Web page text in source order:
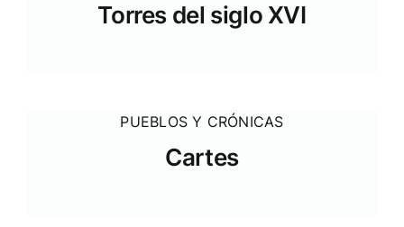
Torres del siglo XVI
PUEBLOS Y CRÓNICAS
Cartes